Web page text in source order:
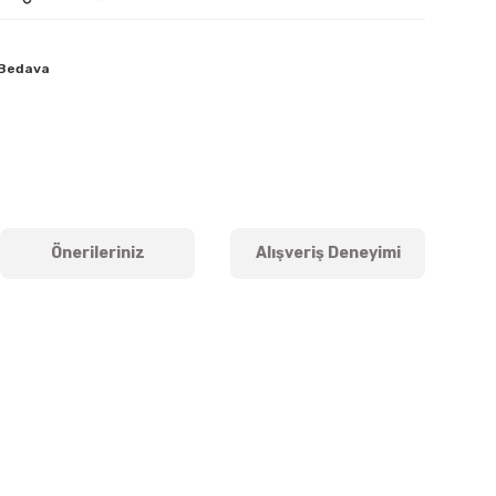
Önerileriniz Alışveriş Deneyimi